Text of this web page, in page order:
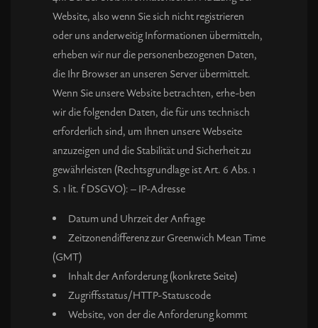
Website, also wenn Sie sich nicht registrieren
oder uns anderweitig Informationen übermitteln,
erheben wir nur die personenbezogenen Daten,
die Ihr Browser an unseren Server übermittelt.
Wenn Sie unsere Website betrachten, erhe-ben
wir die folgenden Daten, die für uns technisch
erforderlich sind, um Ihnen unsere Webseite
anzuzeigen und die Stabilität und Sicherheit zu
gewährleisten (Rechtsgrundlage ist Art. 6 Abs. 1
S. 1 lit. f DSGVO): – IP-Adresse
Datum und Uhrzeit der Anfrage
Zeitzonendifferenz zur Greenwich Mean Time
(GMT)
Inhalt der Anforderung (konkrete Seite)
Zugriffsstatus/HTTP-Statuscode
Website, von der die Anforderung kommt